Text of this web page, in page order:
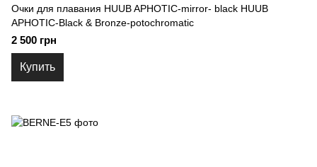
Очки для плавания HUUB APHOTIC-mirror- black HUUB
APHOTIC-Black & Bronze-potochromatic
2 500 грн
Купить